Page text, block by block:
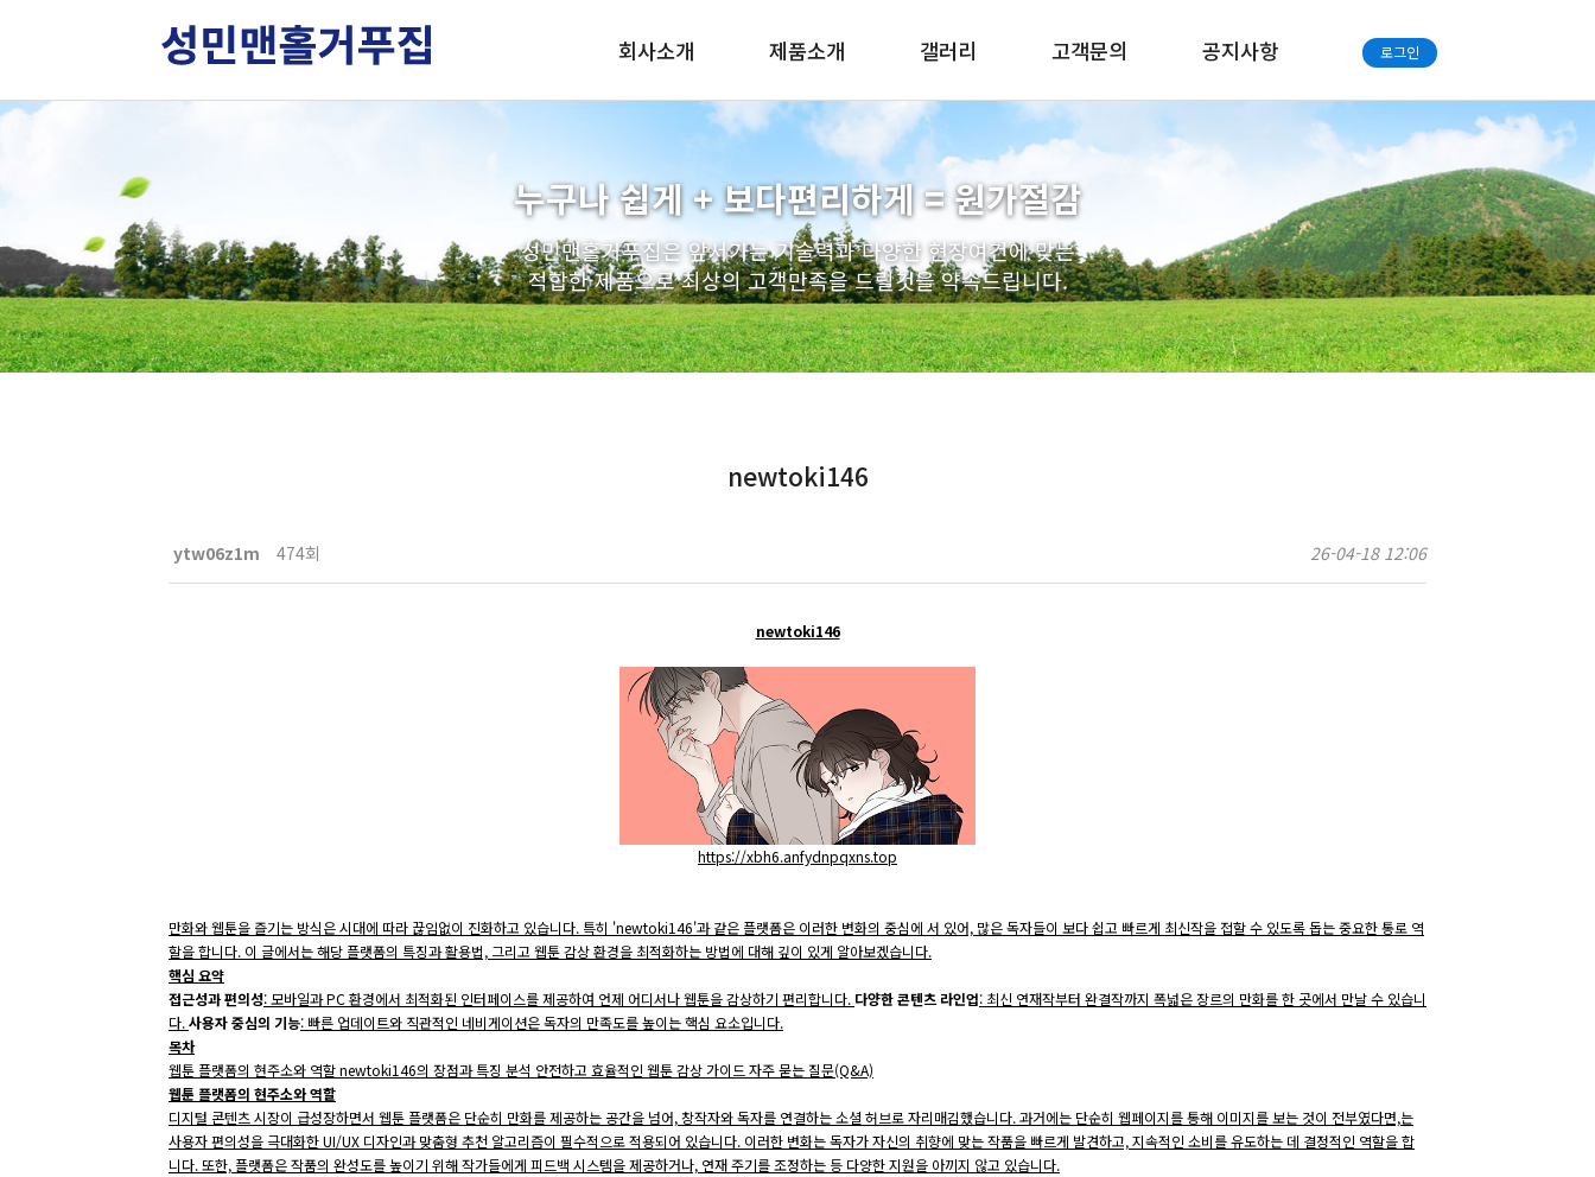
회사소개
찾아오시는길
제품소개
맨홀 구체/기초/슬라브
배수관 일체형 거푸집
우수받이
연결관링
인버터 거푸집
인상용 받침링
트레치뚜껑
헌치폼/블럭거푸집
콘크리트통(죽통)/가로등(전신주)기초
갤러리 고객문의 공지사항 로그인
누구나 쉽게 + 보다편리하게 = 원가절감
성민맨홀거푸집은 앞서가는 기술력과 다양한 현장여건에 맞는
적합한 제품으로 최상의 고객만족을 드릴것을 약속드립니다.
newtoki146
ytw06z1m 474회 26-04-18 12:06
newtoki146
https://xbh6.anfydnpqxns.top
만화와 웹툰을 즐기는 방식은 시대에 따라 끊임없이 진화하고 있습니다. 특히 'newtoki146'과 같은 플랫폼은 이러한 변화의 중심에 서 있어, 많은 독자들이 보다 쉽고 빠르게 최신작을 접할 수 있도록 돕는 중요한 통로 역
할을 합니다. 이 글에서는 해당 플랫폼의 특징과 활용법, 그리고 웹툰 감상 환경을 최적화하는 방법에 대해 깊이 있게 알아보겠습니다.
핵심 요약
접근성과 편의성: 모바일과 PC 환경에서 최적화된 인터페이스를 제공하여 언제 어디서나 웹툰을 감상하기 편리합니다. 다양한 콘텐츠 라인업: 최신 연재작부터 완결작까지 폭넓은 장르의 만화를 한 곳에서 만날 수 있습니
다.사용자 중심의 기능: 빠른 업데이트와 직관적인 네비게이션은 독자의 만족도를 높이는 핵심 요소입니다.
목차
웹툰 플랫폼의 현주소와 역할 newtoki146의 장점과 특징 분석 안전하고 효율적인 웹툰 감상 가이드 자주 묻는 질문(Q&A)
웹툰 플랫폼의 현주소와 역할
디지털 콘텐츠 시장이 급성장하면서 웹툰 플랫폼은 단순히 만화를 제공하는 공간을 넘어, 창작자와 독자를 연결하는 소셜 허브로 자리매김했습니다. 과거에는 단순히 웹페이지를 통해 이미지를 보는 것이 전부였다면,는
사용자 편의성을 극대화한 UI/UX 디자인과 맞춤형 추천 알고리즘이 필수적으로 적용되어 있습니다. 이러한 변화는 독자가 자신의 취향에 맞는 작품을 빠르게 발견하고, 지속적인 소비를 유도하는 데 결정적인 역할을 합
니다. 또한, 플랫폼은 작품의 완성도를 높이기 위해 작가들에게 피드백 시스템을 제공하거나, 연재 주기를 조정하는 등 다양한 지원을 아끼지 않고 있습니다.